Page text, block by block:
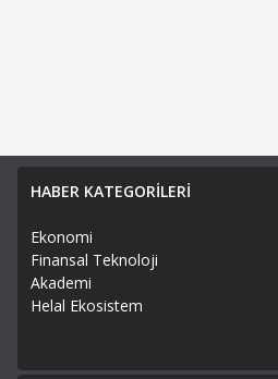
HABER KATEGORİLERİ
Ekonomi
Finansal Teknoloji
Akademi
Helal Ekosistem